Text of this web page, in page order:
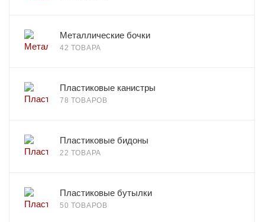
Металлические бочки
42 ТОВАРА
Пластиковые канистры
78 ТОВАРОВ
Пластиковые бидоны
22 ТОВАРА
Пластиковые бутылки
50 ТОВАРОВ